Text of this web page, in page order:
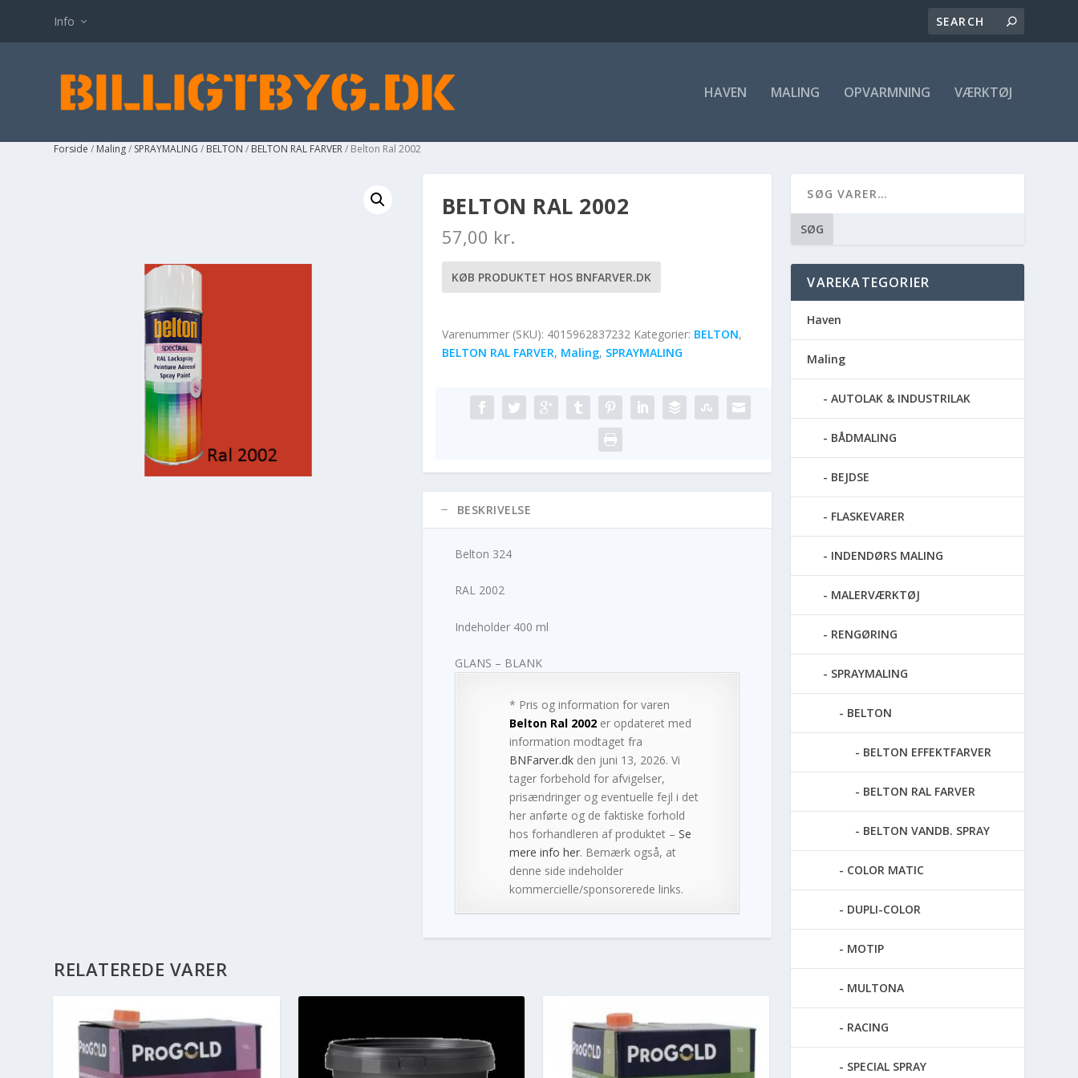
Info
HAVEN MALING OPVARMNING VÆRKTØJ
Forside / Maling/ SPRAYMALING / BELTON / BELTON RAL FARVER/ Belton Ral 2002
BELTON RAL 2002
57,00 kr.
KØB PRODUKTET HOS BNFARVER.DK
Varenummer (SKU): 4015962837232 Kategorier: BELTON,
BELTON RAL FARVER, Maling, SPRAYMALING
BESKRIVELSE
Belton 324
RAL 2002
Indeholder 400 ml
GLANS – BLANK
* Pris og information for varen
Belton Ral 2002er opdateret med
information modtaget fra
BNFarver.dkden juni 13, 2026. Vi
tager forbehold for afvigelser,
prisændringer og eventuelle fejl i det
her anførte og de faktiske forhold
hos forhandleren af produktet – Se
mere info her. Bemærk også, at
denne side indeholder
kommercielle/sponsorerede links.
RELATEREDE VARER
SØG
VAREKATEGORIER
Haven
Maling
AUTOLAK & INDUSTRILAK
BÅDMALING
BEJDSE
FLASKEVARER
INDENDØRS MALING
MALERVÆRKTØJ
RENGØRING
SPRAYMALING
BELTON
BELTON EFFEKTFARVER
BELTON RAL FARVER
BELTON VANDB. SPRAY
COLOR MATIC
DUPLI-COLOR
MOTIP
MULTONA
RACING
SPECIAL SPRAY